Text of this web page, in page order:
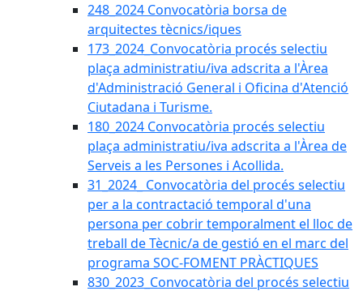
248_2024 Convocatòria borsa de
arquitectes tècnics/iques
173_2024_Convocatòria procés selectiu
plaça administratiu/iva adscrita a l'Àrea
d'Administració General i Oficina d'Atenció
Ciutadana i Turisme.
180_2024 Convocatòria procés selectiu
plaça administratiu/iva adscrita a l'Àrea de
Serveis a les Persones i Acollida.
31_2024_ Convocatòria del procés selectiu
per a la contractació temporal d'una
persona per cobrir temporalment el lloc de
treball de Tècnic/a de gestió en el marc del
programa SOC-FOMENT PRÀCTIQUES
830_2023_Convocatòria del procés selectiu